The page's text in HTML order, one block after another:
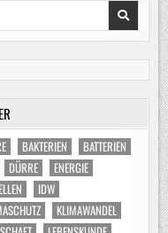
BAKTERIEN
BATTERIEN
DÜRRE
ENERGIE
IDW
KLIMAWANDEL